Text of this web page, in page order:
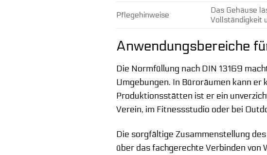
Pflegehinweise
Das Gehäuse
Vollständigkeit
Anwendungsbereiche
Die Normfüllung nach DIN 13169
Umgebungen. In Büroräumen kann
Produktionsstätten ist er ein
Verein, im Fitnessstudio oder bei
Die sorgfältige Zusammenstellung
über das fachgerechte Verbinden von